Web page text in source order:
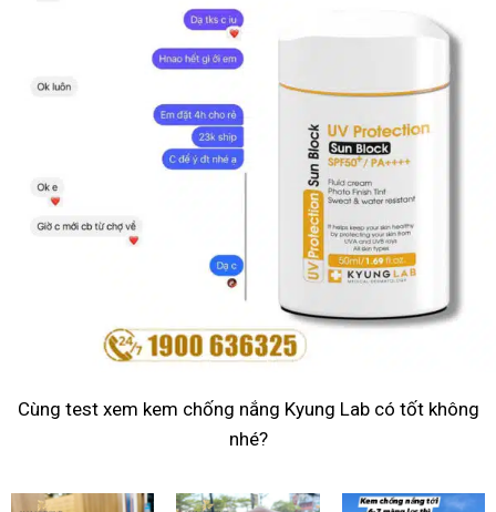
Cùng test xem kem chống nắng Kyung Lab có tốt không
nhé?